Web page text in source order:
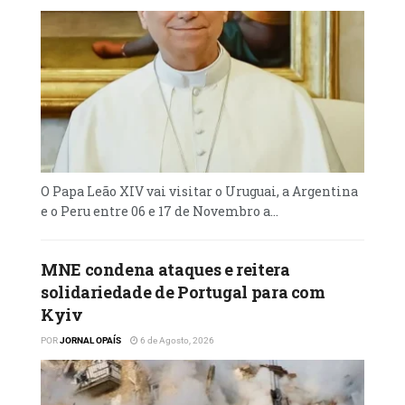
Trump, segundo uma fonte da Presidência
dos Estados Unidos, acredita que os países
africanos oferecem “oportunidades
comerciais incríveis” com benefícios tanto
para a população norte-americana como para
essas nações.
O Papa Leão XIV vai visitar o Uruguai, a Argentina
e o Peru entre 06 e 17 de Novembro a...
MNE condena ataques e reitera
solidariedade de Portugal para com
Kyiv
PORJORNAL OPAÍS 6 de Agosto, 2026